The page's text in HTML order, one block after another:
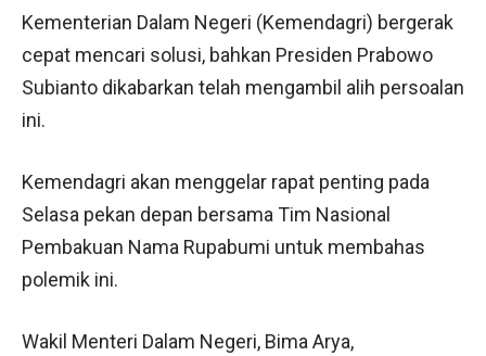
Kementerian Dalam Negeri (Kemendagri) bergerak
cepat mencari solusi, bahkan Presiden Prabowo
Subianto dikabarkan telah mengambil alih persoalan
ini.
Kemendagri akan menggelar rapat penting pada
Selasa pekan depan bersama Tim Nasional
Pembakuan Nama Rupabumi untuk membahas
polemik ini.
Wakil Menteri Dalam Negeri, Bima Arya,